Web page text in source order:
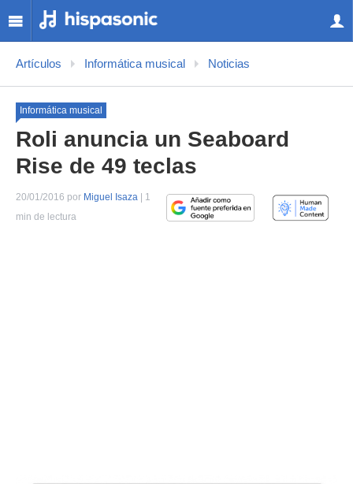
Artículos Informática musical Noticias
Informática musical
Roli anuncia un Seaboard
Rise de 49 teclas
20/01/2016 por Miguel Isaza | 1
min de lectura